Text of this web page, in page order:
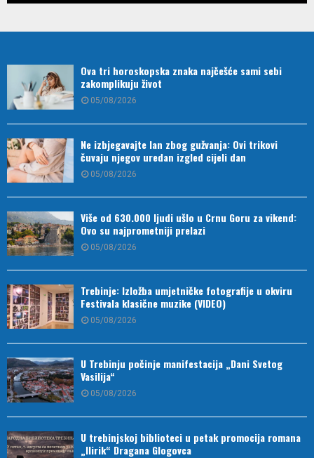
Ova tri horoskopska znaka najčešće sami sebi
zakomplikuju život
05/08/2026
Ne izbjegavajte lan zbog gužvanja: Ovi trikovi
čuvaju njegov uredan izgled cijeli dan
05/08/2026
Više od 630.000 ljudi ušlo u Crnu Goru za vikend:
Ovo su najprometniji prelazi
05/08/2026
Trebinje: Izložba umjetničke fotografije u okviru
Festivala klasične muzike (VIDEO)
05/08/2026
U Trebinju počinje manifestacija „Dani Svetog
Vasilija“
05/08/2026
U trebinjskoj biblioteci u petak promocija romana
„Ilirik“ Dragana Glogovca